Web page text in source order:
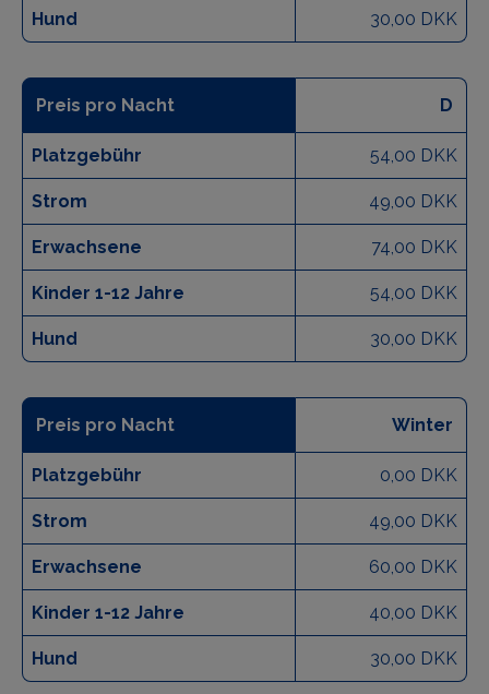
Hund 30,00 DKK
Preis pro Nacht D
Platzgebühr 54,00 DKK
Strom 49,00 DKK
Erwachsene 74,00 DKK
Kinder 1-12 Jahre 54,00 DKK
Hund 30,00 DKK
Preis pro Nacht Winter
Platzgebühr 0,00 DKK
Strom 49,00 DKK
Erwachsene 60,00 DKK
Kinder 1-12 Jahre 40,00 DKK
Hund 30,00 DKK